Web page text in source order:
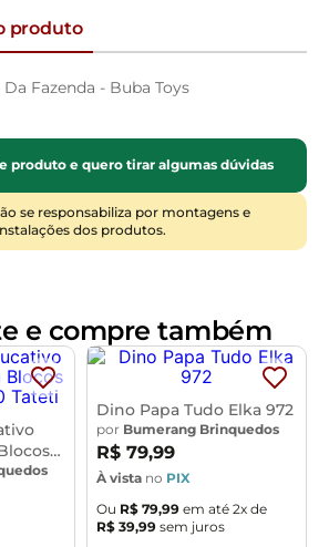
produto
Fazenda - Buba Toys
produto e quero tirar algumas dúvidas
se responsabiliza por montagens e
dos produtos.
e compre também
Dino Papa Tudo Elka 972
por Bumerang Brinquedos
R$ 79,99
À vista no PIX
Ou R$ 79,99 em até 2x de
R$ 39,99 sem juros